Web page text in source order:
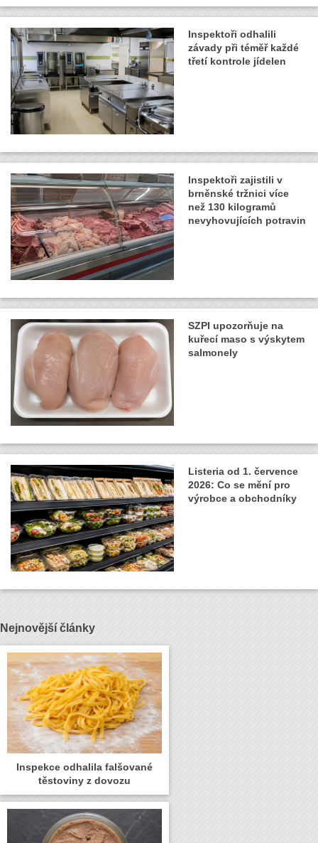
Inspektoři odhalili
závady při téměř každé
třetí kontrole jídelen
Inspektoři zajistili v
brněnské tržnici více
než 130 kilogramů
nevyhovujících potravin
SZPI upozorňuje na
kuřecí maso s výskytem
salmonely
Listeria od 1. července
2026: Co se mění pro
výrobce a obchodníky
Nejnovější články
Inspekce odhalila falšované
těstoviny z dovozu